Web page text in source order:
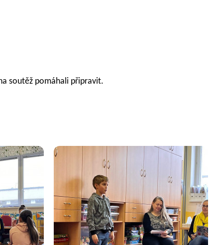
soutěž pomáhali připravit.